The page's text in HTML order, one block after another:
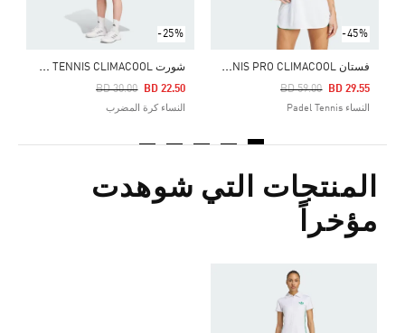
-45%
ف
ستان TENNIS PRO CLIMACOOL
Price Reduced From
BD 59.00
To BD 29.55
النساء Padel Tennis
-25%
ش
ورت CLUB TENNIS CLIMACOOL
Price Reduced From
BD 30.00
To BD 22.50
النساء كرة المضرب
المنتجات التي شوهدت
مؤخراً